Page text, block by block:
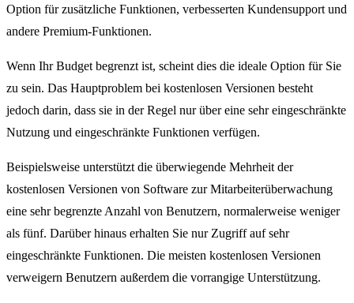
Option für zusätzliche Funktionen, verbesserten Kundensupport und
andere Premium-Funktionen.
Wenn Ihr Budget begrenzt ist, scheint dies die ideale Option für Sie
zu sein. Das Hauptproblem bei kostenlosen Versionen besteht
jedoch darin, dass sie in der Regel nur über eine sehr eingeschränkte
Nutzung und eingeschränkte Funktionen verfügen.
Beispielsweise unterstützt die überwiegende Mehrheit der
kostenlosen Versionen von Software zur Mitarbeiterüberwachung
eine sehr begrenzte Anzahl von Benutzern, normalerweise weniger
als fünf. Darüber hinaus erhalten Sie nur Zugriff auf sehr
eingeschränkte Funktionen. Die meisten kostenlosen Versionen
verweigern Benutzern außerdem die vorrangige Unterstützung.